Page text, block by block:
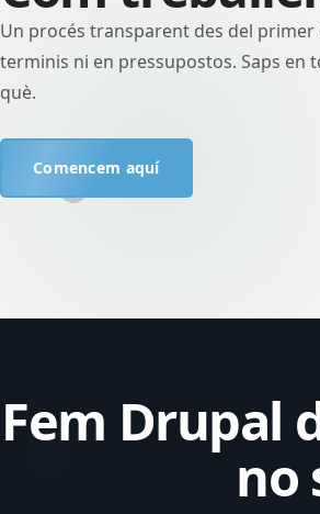
Un procés transparent des del primer
terminis ni en pressupostos. Saps
què.
Comencem aquí
Fem Drupal
no